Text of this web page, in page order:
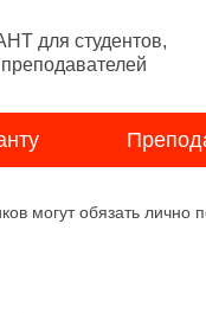
для студентов,
могут обязать лично